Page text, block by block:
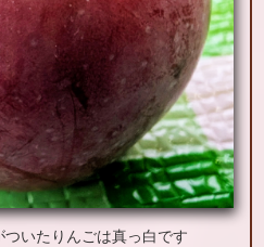
いたりんごは真っ白です